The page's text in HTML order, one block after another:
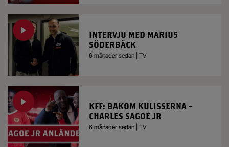
INTERVJU MED MARIUS
SÖDERBÄCK
6 månader sedan | TV
KFF: BAKOM KULISSERNA –
CHARLES SAGOE JR
6 månader sedan | TV